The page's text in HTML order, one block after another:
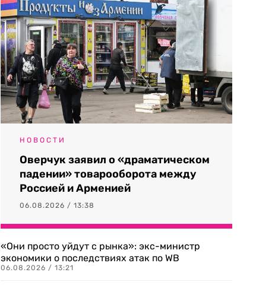
НОВОСТИ
Оверчук заявил о «драматическом
падении» товарооборота между
Россией и Арменией
06.08.2026 / 13:38
«Они просто уйдут с рынка»: экс-министр
экономики о последствиях атак по WB
06.08.2026 / 13:21